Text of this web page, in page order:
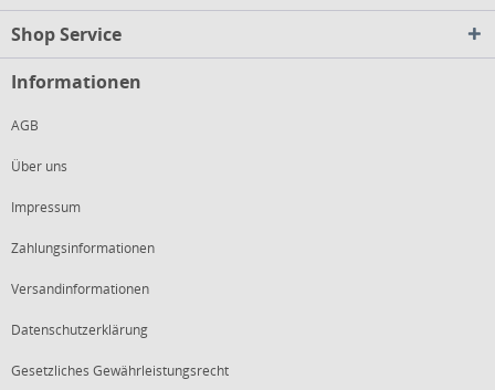
Shop Service
Informationen
AGB
Über uns
Impressum
Zahlungsinformationen
Versandinformationen
Datenschutzerklärung
Gesetzliches Gewährleistungsrecht